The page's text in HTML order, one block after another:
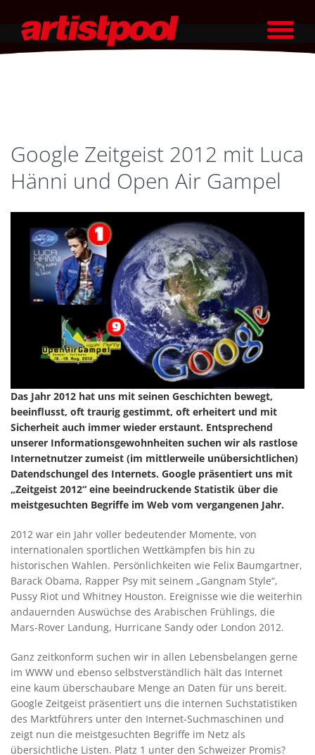
Google Zeitgeist 2012 mit Luca
Hänni und Open Air Gampel
Das Jahr 2012 hat uns mit seinen Geschichten bewegt,
beeinflusst, oft traurig gestimmt, oft erheitert und mit
Sicherheit auch immer wieder erstaunt. Entsprechend
unserer Informationsgewohnheiten suchen wir als rastlose
Internetnutzer zumeist (im mittlerweile unübersichtlichen)
Datendschungel des Internets. Google präsentiert uns mit
„Zeitgeist 2012“ eine beeindruckende Statistik über die
meistgesuchten Begriffe im Web vom vergangenen Jahr.
2012 war ein Jahr voller bedeutender Momente, von
internationalen sportlichen Wettkämpfen bis hin zu
historischen Wahlen. Persönlichkeiten wie Felix Baumgartner,
Barack Obama, Rapper Psy mit seinem „Gangnam Style“,
Pussy Riot und Whitney Houston. Ereignisse wie die weiterhin
andauernden Auswüchse des Arabischen Frühlings, die
Mars-Rover Landung, Hurricane Sandy oder London 2012.
Ganz zeitkonform suchen wir in allen Lebensbelangen gerne
im WWW und ebenso selbstverständlich hält das Internet
eine kaum überschaubare Menge an Daten für uns bereit.
Google Zeitgeist präsentiert uns die internen Suchstatistiken
des Marktführers unter den Internet-Suchmaschinen und
zeigt nun die meistgesuchten Begriffe im Netz als
übersichtliche Listen. Platz 1 unter den Schweizer Promis?